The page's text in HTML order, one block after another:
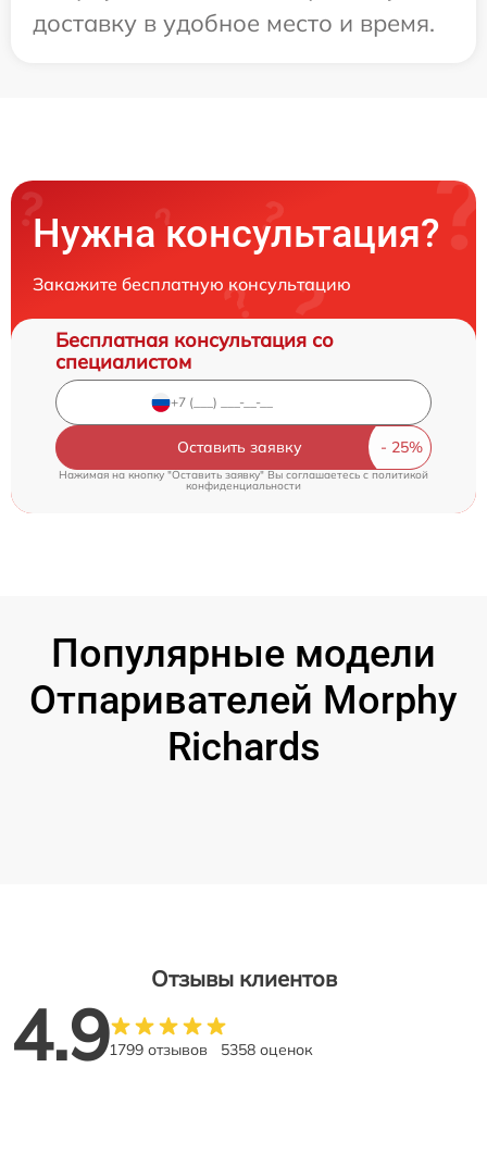
доставку в удобное место и время.
Нужна консультация?
Закажите бесплатную консультацию
Бесплатная консультация со
специалистом
Оставить заявку
Нажимая на кнопку "Оставить заявку" Вы соглашаетесь cполитикой
конфиденциальности
Популярные модели
Отпаривателей Morphy
Richards
Отзывы клиентов
4.91799 отзывов 5358 оценок